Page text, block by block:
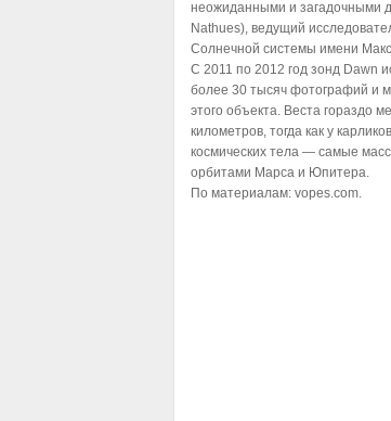
неожиданными и загадочными
Nathues), ведущий
Солнечной системы имени
С 2011 по 2012 год зонд Dawn
более 30 тысяч фотографий и
этого объекта. Веста гораздо
километров, тогда как у
космических тела — самые
орбитами Марса и Юпитера.
По материалам: vopes.com.